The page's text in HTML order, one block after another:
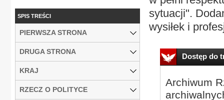
sytuacji".
wysiłek i
Dostęp do
Archiwum
SPIS TREŚCI
PIERWSZA STRONA
DRUGA STRONA
KRAJ
RZECZ O POLITYCE